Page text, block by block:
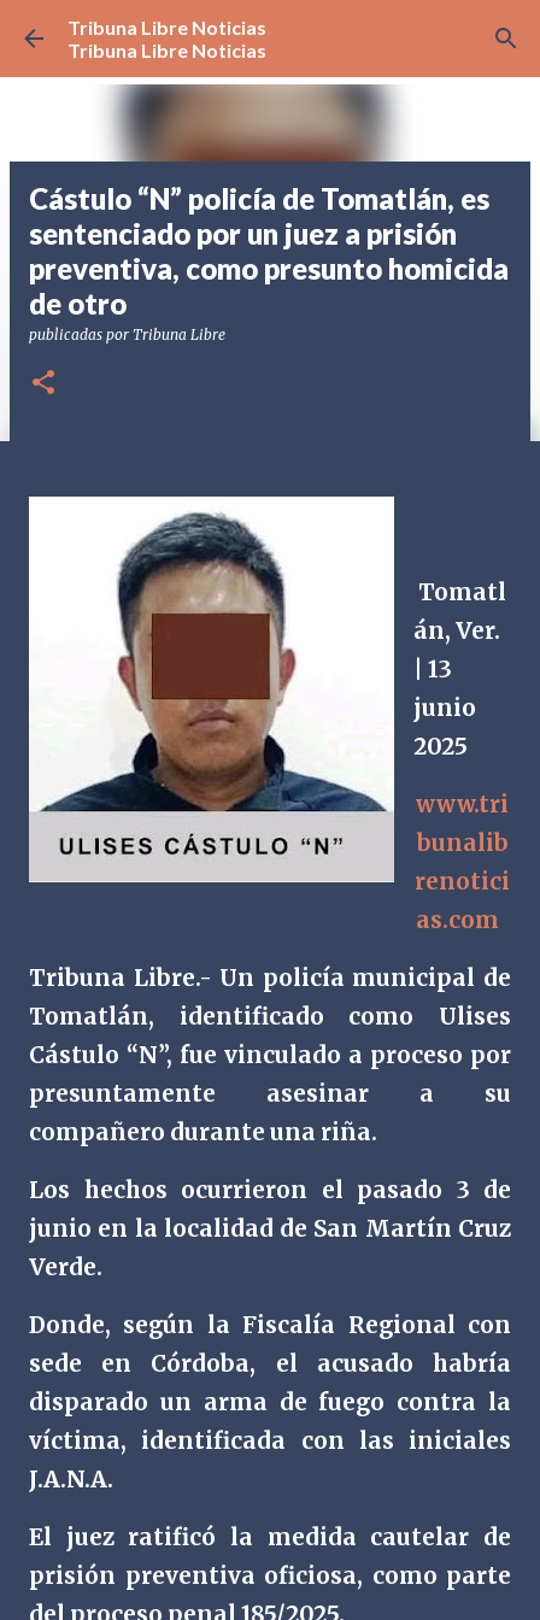
Ir al contenido principal
Tribuna Libre Noticias
Tribuna Libre Noticias
Cástulo “N” policía de Tomatlán, es
sentenciado por un juez a prisión
preventiva, como presunto homicida
de otro
publicadas por Tribuna Libre
Tomatl
án, Ver.
| 13
junio
2025
www.tri
bunalib
renotici
as.com
Tribuna Libre.- Un policía municipal de
Tomatlán, identificado como Ulises
Cástulo “N”, fue vinculado a proceso por
presuntamente asesinar a su
compañero durante una riña.
Los hechos ocurrieron el pasado 3 de
junio en la localidad de San Martín Cruz
Verde.
Donde, según la Fiscalía Regional con
sede en Córdoba, el acusado habría
disparado un arma de fuego contra la
víctima, identificada con las iniciales
J.A.N.A.
El juez ratificó la medida cautelar de
prisión preventiva oficiosa, como parte